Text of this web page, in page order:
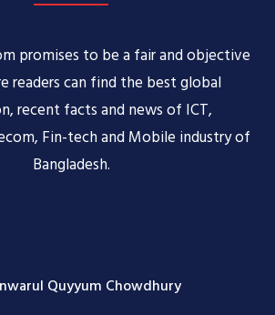
promises to be a fair and objective
readers can find the best global
recent facts and news of ICT,
Fin-tech and Mobile industry of
Bangladesh.
Quyyum Chowdhury